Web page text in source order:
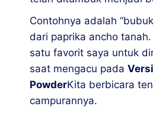
Contohnya adalah
dari paprika ancho
satu favorit saya untuk
saat mengacu pada
PowderKita berbicara
campurannya.